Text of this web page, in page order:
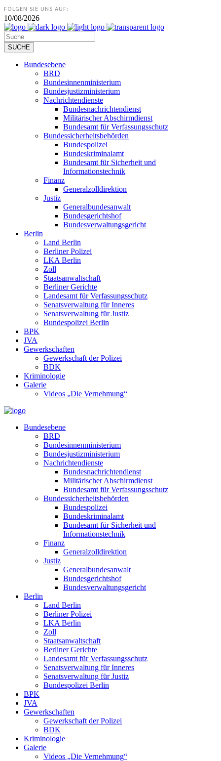
FOLGEN SIE UNS AUF:
10/08/2026
Bundesebene
BRD
Bundesinnenministerium
Bundesjustizministerium
Nachrichtendienste
Bundesnachrichtendienst
Militärischer Abschirmdienst
Bundesamt für Verfassungsschutz
Bundessicherheitsbehörden
Bundespolizei
Bundeskriminalamt
Bundesamt für Sicherheit und
Informationstechnik
Finanz
Generalzolldirektion
Justiz
Generalbundesanwalt
Bundesgerichtshof
Bundesverwaltungsgericht
Berlin
Land Berlin
Berliner Polizei
LKA Berlin
Zoll
Staatsanwaltschaft
Berliner Gerichte
Landesamt für Verfassungsschutz
Senatsverwaltung für Inneres
Senatsverwaltung für Justiz
Bundespolizei Berlin
BPK
JVA
Gewerkschaften
Gewerkschaft der Polizei
BDK
Kriminologie
Galerie
Videos „Die Vernehmung“
Bundesebene
BRD
Bundesinnenministerium
Bundesjustizministerium
Nachrichtendienste
Bundesnachrichtendienst
Militärischer Abschirmdienst
Bundesamt für Verfassungsschutz
Bundessicherheitsbehörden
Bundespolizei
Bundeskriminalamt
Bundesamt für Sicherheit und
Informationstechnik
Finanz
Generalzolldirektion
Justiz
Generalbundesanwalt
Bundesgerichtshof
Bundesverwaltungsgericht
Berlin
Land Berlin
Berliner Polizei
LKA Berlin
Zoll
Staatsanwaltschaft
Berliner Gerichte
Landesamt für Verfassungsschutz
Senatsverwaltung für Inneres
Senatsverwaltung für Justiz
Bundespolizei Berlin
BPK
JVA
Gewerkschaften
Gewerkschaft der Polizei
BDK
Kriminologie
Galerie
Videos „Die Vernehmung“